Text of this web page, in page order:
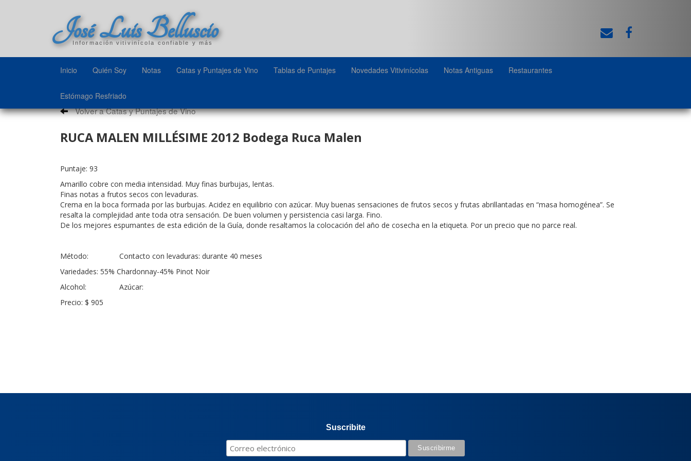
José Luis Belluscio
Información vitivinícola confiable y más
Inicio Quién Soy Notas Catas y Puntajes de Vino Tablas de Puntajes Novedades Vitivinícolas Notas Antiguas Restaurantes
Estómago Resfriado
Volver a Catas y Puntajes de Vino
RUCA MALEN MILLÉSIME 2012 Bodega Ruca Malen
Puntaje: 93
Amarillo cobre con media intensidad. Muy finas burbujas, lentas.
Finas notas a frutos secos con levaduras.
Crema en la boca formada por las burbujas. Acidez en equilibrio con azúcar. Muy buenas sensaciones de frutos secos y frutas abrillantadas en “masa homogénea”. Se
resalta la complejidad ante toda otra sensación. De buen volumen y persistencia casi larga. Fino.
De los mejores espumantes de esta edición de la Guía, donde resaltamos la colocación del año de cosecha en la etiqueta. Por un precio que no parce real.
Método: Contacto con levaduras: durante 40 meses
Variedades: 55% Chardonnay-45% Pinot Noir
Alcohol: Azúcar:
Precio: $ 905
Suscribite